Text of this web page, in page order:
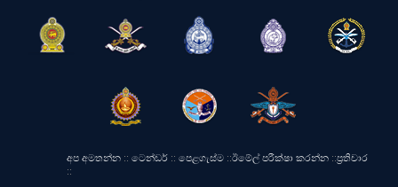
අප අමතන්න :: ටෙන්ඩර් :: පෙළගැස්ම ::ඊමේල් පරීක්ෂා කරන්න ::ප්‍රතිචාර
::